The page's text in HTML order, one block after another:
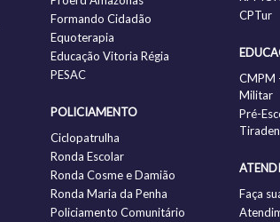
Formando Cidadão
Equoterapia
Educação Vitoria Régia
PESAC
POLICIAMENTO
Ciclopatrulha
Ronda Escolar
Ronda Cosme e Damião
Ronda Maria da Penha
Policiamento Comunitário
CPTur
CMPM
Militar
Pré-
Faça